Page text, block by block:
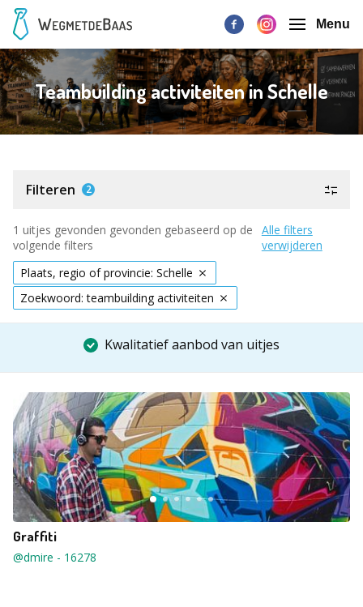
Menu
Teambuilding activiteiten in Schelle
Filteren 2
1 uitjes gevonden gevonden gebaseerd op de
volgende filters
Alle filters
verwijderen
Plaats, regio of provincie: Schelle
Zoekwoord: teambuilding activiteiten
Kwalitatief aanbod van uitjes
Graffiti
@dmire - 16278